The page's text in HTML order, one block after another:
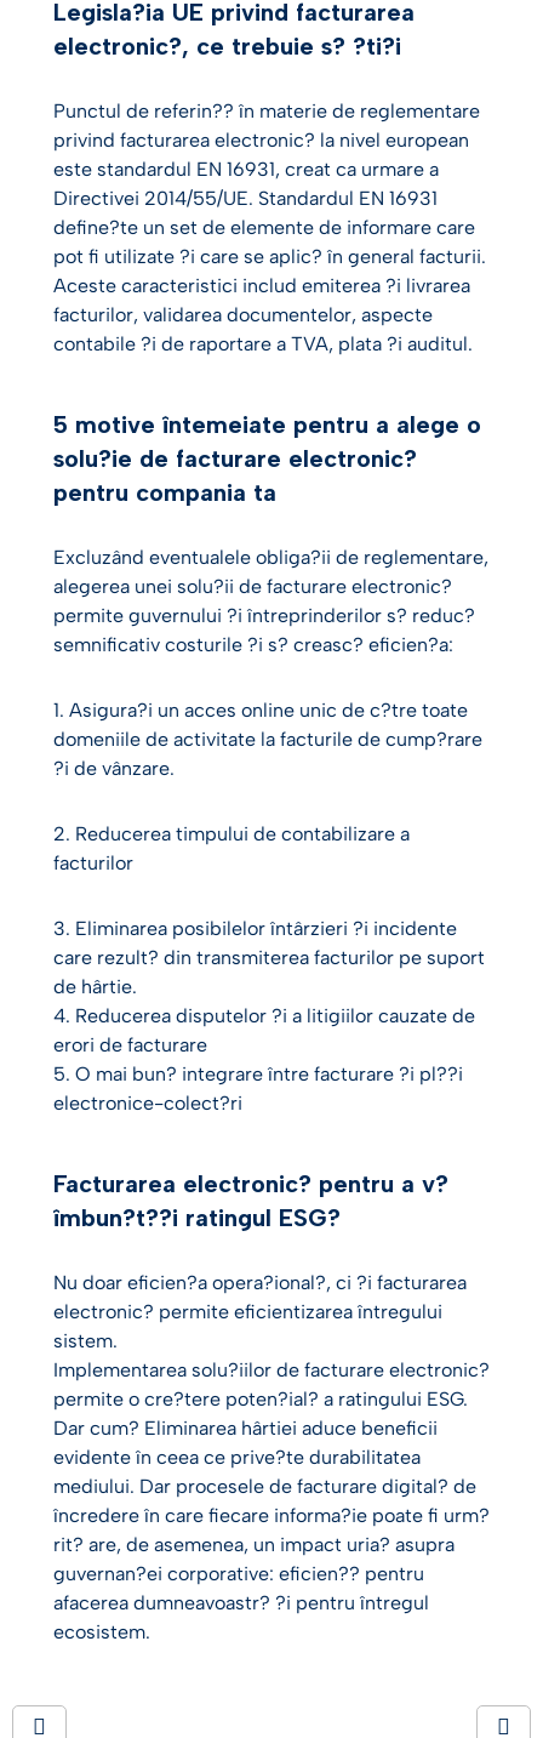
Legisla?ia UE privind facturarea
electronic?, ce trebuie s? ?ti?i
Punctul de referin?? în materie de reglementare
privind facturarea electronic? la nivel european
este standardul EN 16931, creat ca urmare a
Directivei 2014/55/UE. Standardul EN 16931
define?te un set de elemente de informare care
pot fi utilizate ?i care se aplic? în general facturii.
Aceste caracteristici includ emiterea ?i livrarea
facturilor, validarea documentelor, aspecte
contabile ?i de raportare a TVA, plata ?i auditul.
5 motive întemeiate pentru a alege o
solu?ie de facturare electronic?
pentru compania ta
Excluzând eventualele obliga?ii de reglementare,
alegerea unei solu?ii de facturare electronic?
permite guvernului ?i întreprinderilor s? reduc?
semnificativ costurile ?i s? creasc? eficien?a:
1. Asigura?i un acces online unic de c?tre toate
domeniile de activitate la facturile de cump?rare
?i de vânzare.
2. Reducerea timpului de contabilizare a
facturilor
3. Eliminarea posibilelor întârzieri ?i incidente
care rezult? din transmiterea facturilor pe suport
de hârtie.
4. Reducerea disputelor ?i a litigiilor cauzate de
erori de facturare
5. O mai bun? integrare între facturare ?i pl??i
electronice-colect?ri
Facturarea electronic? pentru a v?
îmbun?t??i ratingul ESG?
Nu doar eficien?a opera?ional?, ci ?i facturarea
electronic? permite eficientizarea întregului
sistem.
Implementarea solu?iilor de facturare electronic?
permite o cre?tere poten?ial? a ratingului ESG.
Dar cum? Eliminarea hârtiei aduce beneficii
evidente în ceea ce prive?te durabilitatea
mediului. Dar procesele de facturare digital? de
încredere în care fiecare informa?ie poate fi urm?
rit? are, de asemenea, un impact uria? asupra
guvernan?ei corporative: eficien?? pentru
afacerea dumneavoastr? ?i pentru întregul
ecosistem.